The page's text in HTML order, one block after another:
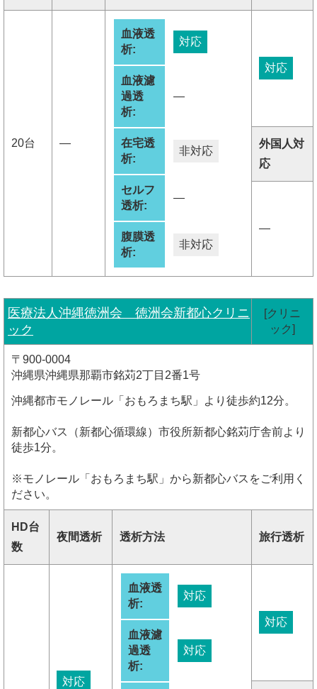
20台 ―
血液透
析:
対応
血液濾
過透
析:
―
在宅透
析:
非対応
セルフ
透析:
―
腹膜透
析:
非対応
対応
外国人対
応
―
医療法人沖縄徳洲会 徳洲会新都心クリニ
ック
[クリニ
ック]
〒900-0004
沖縄県沖縄県那覇市銘苅2丁目2番1号
沖縄都市モノレール「おもろまち駅」より徒歩約12分。
新都心バス（新都心循環線）市役所新都心銘苅庁舎前より
徒歩1分。
※モノレール「おもろまち駅」から新都心バスをご利用く
ださい。
HD台
数
夜間透析 透析方法 旅行透析
対応
血液透
析:
対応
血液濾
過透
析:
対応
対応